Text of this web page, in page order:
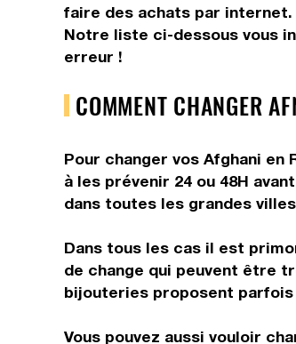
faire des achats par
Notre liste ci-dessous vous
erreur !
COMMENT CHANGER
Pour changer vos Afghani en
à les prévenir 24 ou 48H
dans toutes les grandes
Dans tous les cas il est
de change qui peuvent être
bijouteries proposent
Vous pouvez aussi vouloir